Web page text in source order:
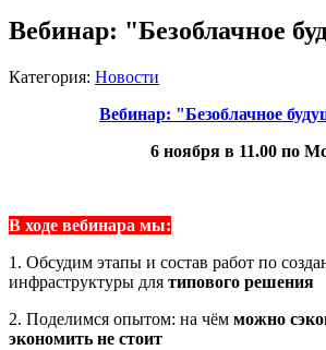
Вебинар: "Безоблачное
Категория: Новости
Вебинар: "Безоблачное
6 ноября в 11.00 по
В ходе вебинара мы:
1. Обсудим этапы и состав работ по
инфраструктуры для типового решения
2. Поделимся опытом: на чём можно
экономить не стоит